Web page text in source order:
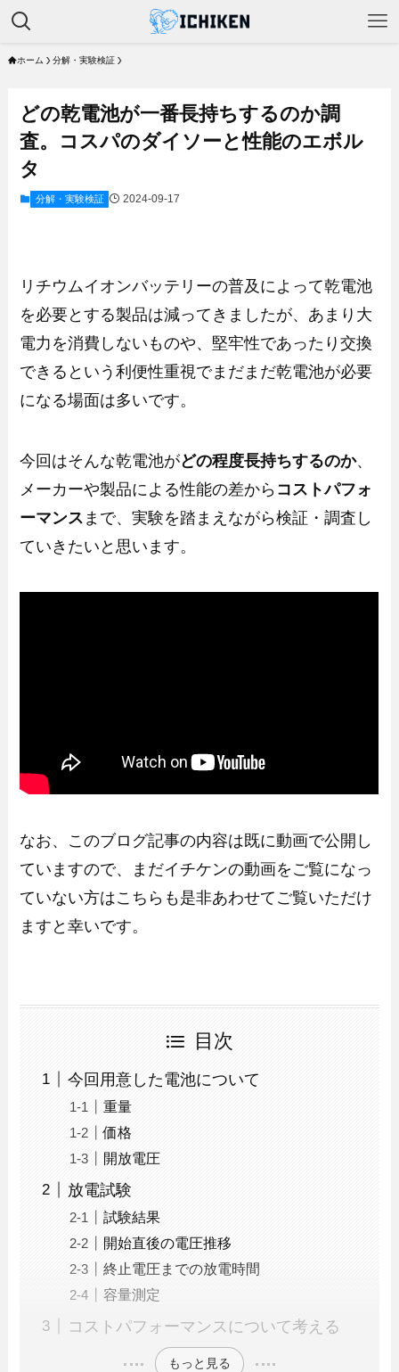
ホーム 分解・実験検証
どの乾電池が一番長持ちするのか調
査。コスパのダイソーと性能のエボル
タ
分解・実験検証 2024-09-17
リチウムイオンバッテリーの普及によって乾電池
を必要とする製品は減ってきましたが、あまり大
電力を消費しないものや、堅牢性であったり交換
できるという利便性重視でまだまだ乾電池が必要
になる場面は多いです。
今回はそんな乾電池がどの程度長持ちするのか、
メーカーや製品による性能の差から コストパフォ
ーマンス まで、実験を踏まえながら検証・調査し
ていきたいと思います。
なお、このブログ記事の内容は既に動画で公開し
ていますので、まだイチケンの動画をご覧になっ
ていない方はこちらも是非あわせてご覧いただけ
ますと幸いです。
目次
今回用意した電池について
重量
価格
開放電圧
放電試験
試験結果
開始直後の電圧推移
終止電圧までの放電時間
容量測定
コストパフォーマンスについて考える
もっと見る